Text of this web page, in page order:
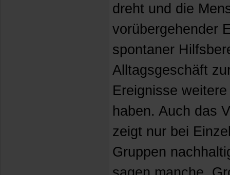
dreht und die
vorübergehender
spontaner
Alltagsgeschäft
Ereignisse
haben. Auch das
zeigt nur bei
Gruppen